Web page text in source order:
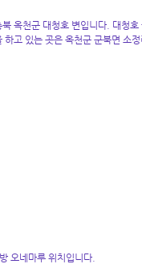
옥천군 대청호 변입니다. 대청
고 있는 곳은 옥천군 군북면 소
오네마루 위치입니다.